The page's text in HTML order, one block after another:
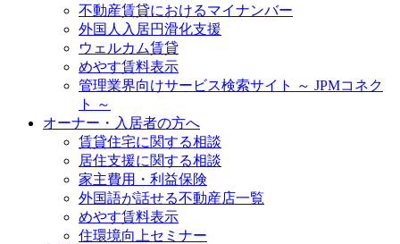
不動産賃貸におけるマイナンバー
外国人入居円滑化支援
ウェルカム賃貸
めやす賃料表示
管理業界向けサービス検索サイト ～ JPMコネク
ト ～
オーナー・入居者の方へ
賃貸住宅に関する相談
居住支援に関する相談
家主費用・利益保険
外国語が話せる不動産店一覧
めやす賃料表示
住環境向上セミナー